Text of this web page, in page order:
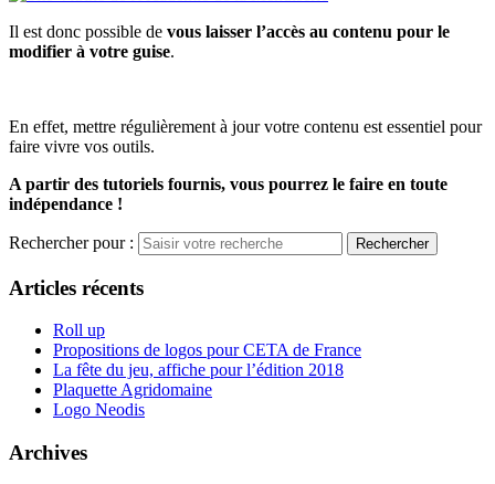
Il est donc possible de vous laisser l’accès au contenu pour le
modifier à votre guise.
En effet, mettre régulièrement à jour votre contenu est essentiel pour
faire vivre vos outils.
A partir des tutoriels fournis, vous pourrez le faire en toute
indépendance !
Rechercher pour :
Articles récents
Roll up
Propositions de logos pour CETA de France
La fête du jeu, affiche pour l’édition 2018
Plaquette Agridomaine
Logo Neodis
Archives